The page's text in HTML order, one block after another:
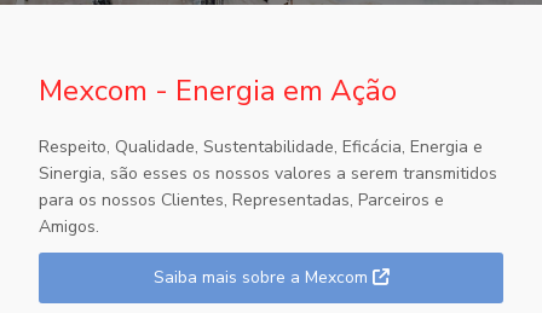
Mexcom - Energia em Ação
Respeito, Qualidade, Sustentabilidade, Eficácia, Energia e
Sinergia, são esses os nossos valores a serem transmitidos
para os nossos Clientes, Representadas, Parceiros e
Amigos.
Saiba mais sobre a Mexcom